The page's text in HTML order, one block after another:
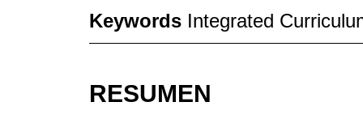
Keywords Integrated
RESUMEN